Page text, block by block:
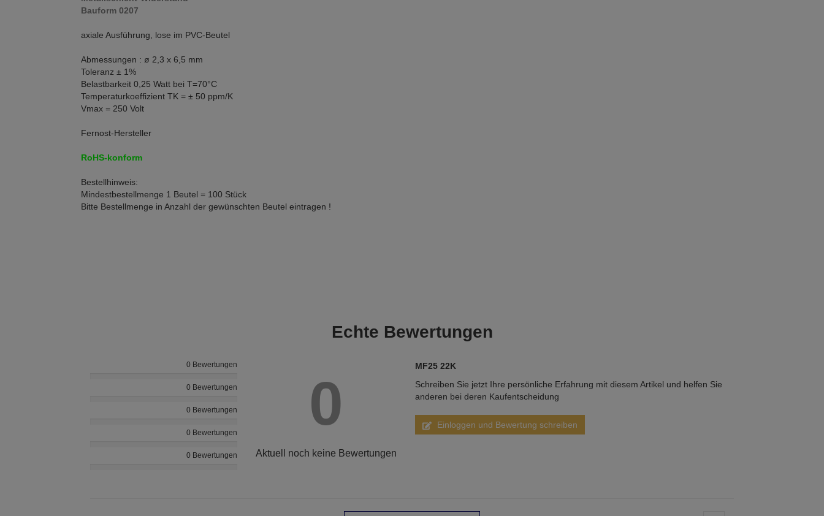
Bauform 0207
axiale Ausführung, lose im PVC-Beutel
Abmessungen : ø 2,3 x 6,5 mm
Toleranz ± 1%
Belastbarkeit 0,25 Watt bei T=70°C
Temperaturkoeffizient TK = ± 50 ppm/K
Vmax = 250 Volt
Fernost-Hersteller
RoHS-konform
Bestellhinweis:
Mindestbestellmenge 1 Beutel = 100 Stück
Bitte Bestellmenge in Anzahl der gewünschten Beutel eintragen !
Echte Bewertungen
0 Bewertungen
0 Bewertungen
0 Bewertungen
0 Bewertungen
0 Bewertungen
0
Aktuell noch keine Bewertungen
MF25 22K
Schreiben Sie jetzt Ihre persönliche Erfahrung mit diesem Artikel und helfen Sie
anderen bei deren Kaufentscheidung
Einloggen und Bewertung schreiben